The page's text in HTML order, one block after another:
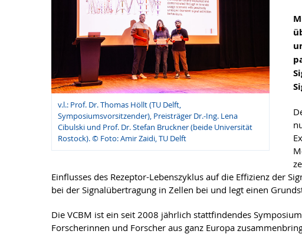
v.l.: Prof. Dr. Thomas Höllt (TU Delft,
Symposiumsvorsitzender), Preisträger Dr.-Ing. Lena
Cibulski und Prof. Dr. Stefan Bruckner (beide Universität
Rostock). © Foto: Amir Zaidi, TU Delft
Einflusses des Rezeptor-Lebenszyklus auf die Effizienz der
bei der Signalübertragung in Zellen bei und legt einen
Die VCBM ist ein seit 2008 jährlich stattfindendes
Forscherinnen und Forscher aus ganz Europa